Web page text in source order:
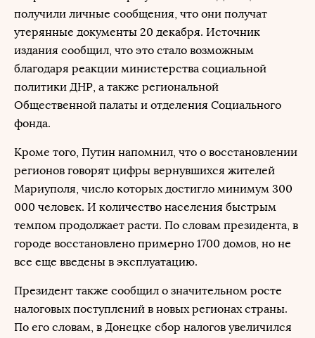
получили личные сообщения, что они получат
утерянные документы 20 декабря. Источник
издания сообщил, что это стало возможным
благодаря реакции министерства социальной
политики ДНР, а также региональной
Общественной палаты и отделения Социального
фонда.
Кроме того, Путин напомнил, что о восстановлении
регионов говорят цифры вернувшихся жителей
Мариуполя, число которых достигло минимум 300
000 человек. И количество населения быстрым
темпом продолжает расти. По словам президента, в
городе восстановлено примерно 1700 домов, но не
все еще введены в эксплуатацию.
Президент также сообщил о значительном росте
налоговых поступлений в новых регионах страны.
По его словам, в Донецке сбор налогов увеличился